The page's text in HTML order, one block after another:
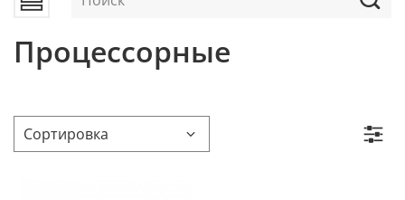
Процессорные